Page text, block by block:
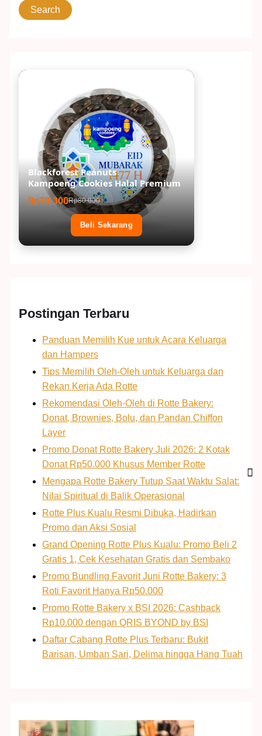
Blackforest Peanuts
Kampoeng Cookies Halal Premium
Rp78.300Rp80.000
Beli Sekarang
Postingan Terbaru
Panduan Memilih Kue untuk Acara Keluarga
dan Hampers
Tips Memilih Oleh-Oleh untuk Keluarga dan
Rekan Kerja Ada Rotte
Rekomendasi Oleh-Oleh di Rotte Bakery:
Donat, Brownies, Bolu, dan Pandan Chiffon
Layer
Promo Donat Rotte Bakery Juli 2026: 2 Kotak
Donat Rp50.000 Khusus Member Rotte
Mengapa Rotte Bakery Tutup Saat Waktu Salat:
Nilai Spiritual di Balik Operasional
Rotte Plus Kualu Resmi Dibuka, Hadirkan
Promo dan Aksi Sosial
Grand Opening Rotte Plus Kualu: Promo Beli 2
Gratis 1, Cek Kesehatan Gratis dan Sembako
Promo Bundling Favorit Juni Rotte Bakery: 3
Roti Favorit Hanya Rp50.000
Promo Rotte Bakery x BSI 2026: Cashback
Rp10.000 dengan QRIS BYOND by BSI
Daftar Cabang Rotte Plus Terbaru: Bukit
Barisan, Umban Sari, Delima hingga Hang Tuah